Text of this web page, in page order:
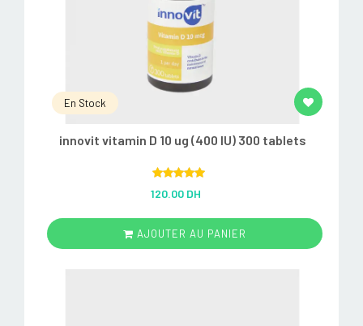
En Stock
innovit vitamin D 10 ug (400 IU) 300 tablets
out of 5
120.00 DH
AJOUTER AU PANIER